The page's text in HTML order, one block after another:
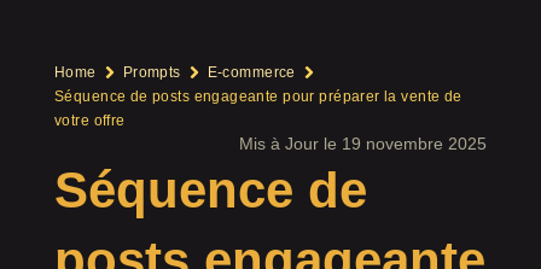
Home Prompts
E-commerce
Séquence de posts engageante pour préparer la vente de
votre offre
Mis à Jour le 19 novembre 2025
Séquence de